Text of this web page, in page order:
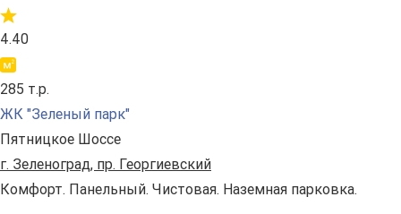
4.40
285 т.р.
ЖК "Зеленый парк"
Пятницкое Шоссе
г. Зеленоград, пр. Георгиевский
Комфорт. Панельный. Чистовая. Наземная парковка.